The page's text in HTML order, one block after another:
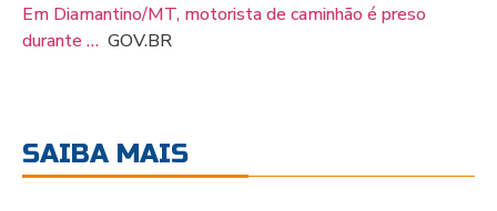
Em Diamantino/MT, motorista de caminhão é preso
durante … GOV.BR
SAIBA MAIS